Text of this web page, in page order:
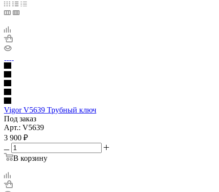
Vigor V5639 Трубный ключ
Под заказ
Арт.: V5639
3 900 ₽
В корзину